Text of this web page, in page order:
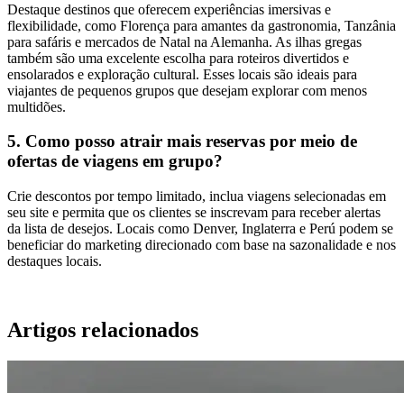
Destaque destinos que oferecem experiências imersivas e
flexibilidade, como Florença para amantes da gastronomia, Tanzânia
para safáris e mercados de Natal na Alemanha. As ilhas gregas
também são uma excelente escolha para roteiros divertidos e
ensolarados e exploração cultural. Esses locais são ideais para
viajantes de pequenos grupos que desejam explorar com menos
multidões.
5. Como posso atrair mais reservas por meio de
ofertas de viagens em grupo?
Crie descontos por tempo limitado, inclua viagens selecionadas em
seu site e permita que os clientes se inscrevam para receber alertas
da lista de desejos. Locais como Denver, Inglaterra e Perú podem se
beneficiar do marketing direcionado com base na sazonalidade e nos
destaques locais.
Artigos relacionados